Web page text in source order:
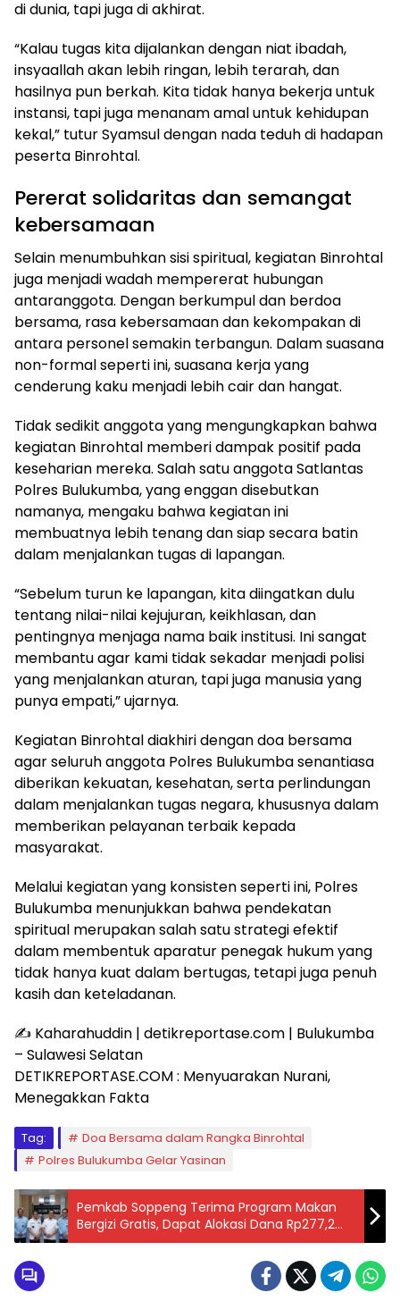
di dunia, tapi juga di akhirat.
“Kalau tugas kita dijalankan dengan niat ibadah,
insyaallah akan lebih ringan, lebih terarah, dan
hasilnya pun berkah. Kita tidak hanya bekerja untuk
instansi, tapi juga menanam amal untuk kehidupan
kekal,” tutur Syamsul dengan nada teduh di hadapan
peserta Binrohtal.
Pererat solidaritas dan semangat
kebersamaan
Selain menumbuhkan sisi spiritual, kegiatan Binrohtal
juga menjadi wadah mempererat hubungan
antaranggota. Dengan berkumpul dan berdoa
bersama, rasa kebersamaan dan kekompakan di
antara personel semakin terbangun. Dalam suasana
non-formal seperti ini, suasana kerja yang
cenderung kaku menjadi lebih cair dan hangat.
Tidak sedikit anggota yang mengungkapkan bahwa
kegiatan Binrohtal memberi dampak positif pada
keseharian mereka. Salah satu anggota Satlantas
Polres Bulukumba, yang enggan disebutkan
namanya, mengaku bahwa kegiatan ini
membuatnya lebih tenang dan siap secara batin
dalam menjalankan tugas di lapangan.
“Sebelum turun ke lapangan, kita diingatkan dulu
tentang nilai-nilai kejujuran, keikhlasan, dan
pentingnya menjaga nama baik institusi. Ini sangat
membantu agar kami tidak sekadar menjadi polisi
yang menjalankan aturan, tapi juga manusia yang
punya empati,” ujarnya.
Kegiatan Binrohtal diakhiri dengan doa bersama
agar seluruh anggota Polres Bulukumba senantiasa
diberikan kekuatan, kesehatan, serta perlindungan
dalam menjalankan tugas negara, khususnya dalam
memberikan pelayanan terbaik kepada
masyarakat.
Melalui kegiatan yang konsisten seperti ini, Polres
Bulukumba menunjukkan bahwa pendekatan
spiritual merupakan salah satu strategi efektif
dalam membentuk aparatur penegak hukum yang
tidak hanya kuat dalam bertugas, tetapi juga penuh
kasih dan keteladanan.
✍️ Kaharahuddin | detikreportase.com | Bulukumba
– Sulawesi Selatan
DETIKREPORTASE.COM : Menyuarakan Nurani,
Menegakkan Fakta
Tag:
Doa Bersama dalam Rangka Binrohtal
Polres Bulukumba Gelar Yasinan
Pemkab Soppeng Terima Program Makan
Bergizi Gratis, Dapat Alokasi Dana Rp277,2
Miliar dari BGN